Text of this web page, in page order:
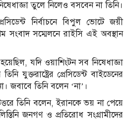
তুলে নিলেও বসবেন না তিনি।
নির্বাচনে বিপুল ভোটে জয়ী
সংবাদ সম্মেলনে রাইসি এই অবস্থান
যদি ওয়াশিংটন সব নিষেধাজ্ঞা
যুক্তরাষ্ট্রের প্রেসিডেন্ট বাইডেনের
জবাবে তিনি বলেন ‘না’।
তিনি বলেন, ইরানকে ভয় না পেয়ে
জনগণ ও প্রতিরোধ সংগ্রামীদের